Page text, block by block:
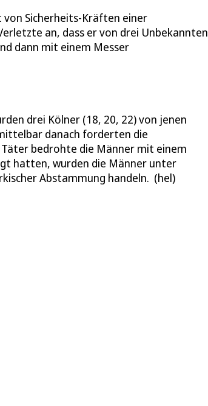
von Sicherheits-Kräften einer
an, dass er von drei Unbekannten
dann mit einem Messer
drei Kölner (18, 20, 22) von jenen
danach forderten die
bedrohte die Männer mit einem
hatten, wurden die Männer unter
Abstammung handeln. (hel)